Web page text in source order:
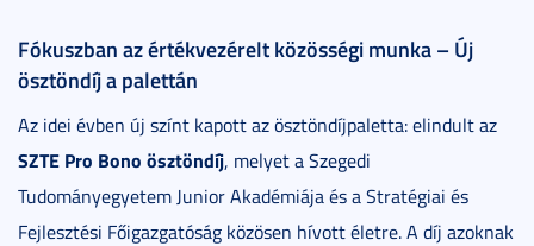
Fókuszban az értékvezérelt közösségi munka – Új
ösztöndíj a palettán
Az idei évben új színt kapott az ösztöndíjpaletta: elindult az
SZTE Pro Bono ösztöndíj, melyet a Szegedi
Tudományegyetem Junior Akadémiája és a Stratégiai és
Fejlesztési Főigazgatóság közösen hívott életre. A díj azoknak